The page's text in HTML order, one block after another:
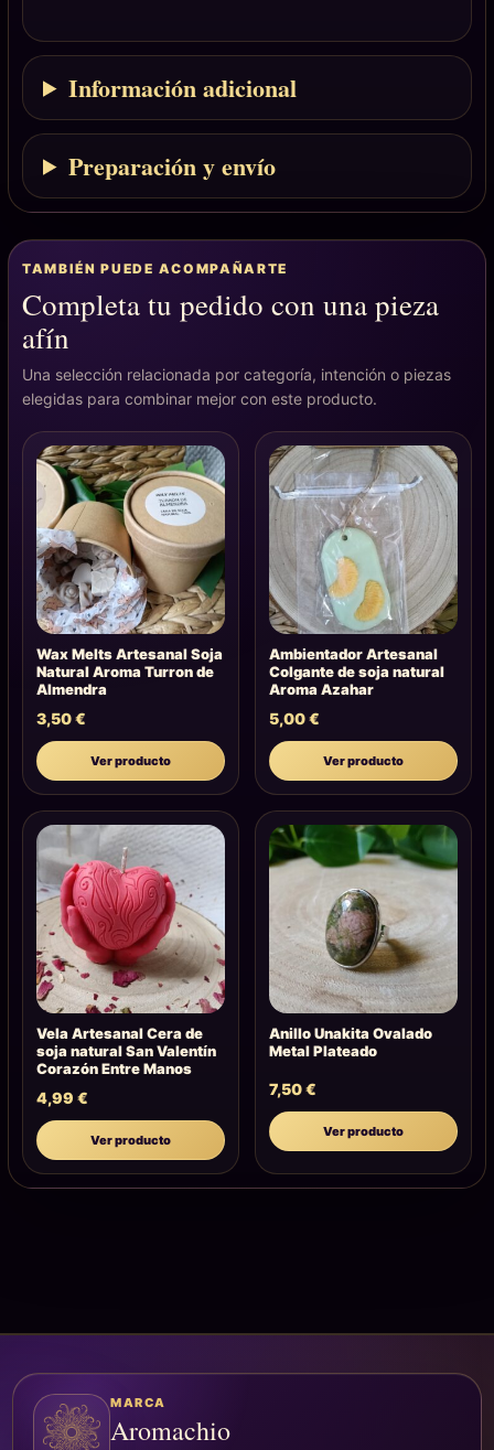
Información adicional
Preparación y envío
TAMBIÉN PUEDE ACOMPAÑARTE
Completa tu pedido con una pieza
afín
Una selección relacionada por categoría, intención o piezas
elegidas para combinar mejor con este producto.
Wax Melts Artesanal Soja
Natural Aroma Turron de
Almendra
3,50€
Ver producto
Ambientador Artesanal
Colgante de soja natural
Aroma Azahar
5,00€
Ver producto
Vela Artesanal Cera de
soja natural San Valentín
Corazón Entre Manos
4,99 €
Ver producto
Anillo Unakita Ovalado
Metal Plateado
7,50€
Ver producto
MARCA
Aromachio